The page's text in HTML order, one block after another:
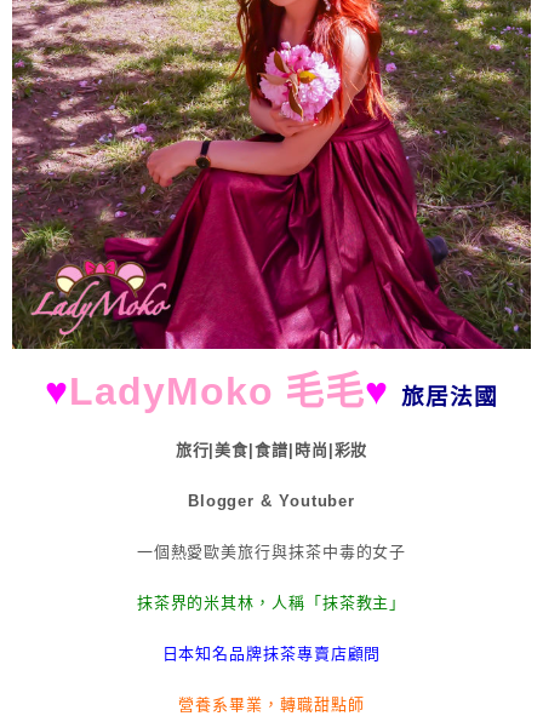
♥LadyMoko 毛毛♥旅居法國
旅行|美食|食譜|時尚|彩妝
Blogger & Youtuber
一個熱愛歐美旅行與抹茶中毒的女子
抹茶界的米其林，人稱「抹茶教主」
日本知名品牌抹茶專賣店顧問
營養系畢業，轉職甜點師